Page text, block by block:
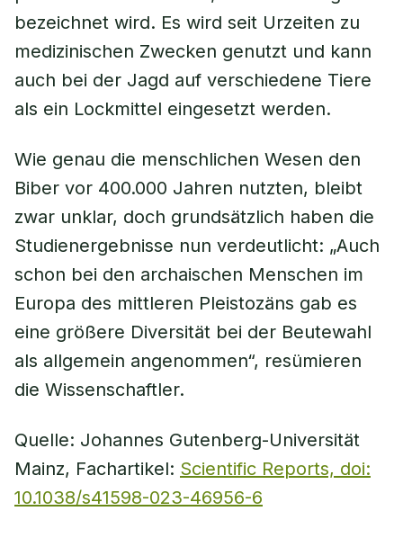
bezeichnet wird. Es wird seit Urzeiten zu
medizinischen Zwecken genutzt und kann
auch bei der Jagd auf verschiedene Tiere
als ein Lockmittel eingesetzt werden.
Wie genau die menschlichen Wesen den
Biber vor 400.000 Jahren nutzten, bleibt
zwar unklar, doch grundsätzlich haben die
Studienergebnisse nun verdeutlicht: „Auch
schon bei den archaischen Menschen im
Europa des mittleren Pleistozäns gab es
eine größere Diversität bei der Beutewahl
als allgemein angenommen“, resümieren
die Wissenschaftler.
Quelle: Johannes Gutenberg-Universität
Mainz, Fachartikel: Scientific Reports, doi:
10.1038/s41598-023-46956-6